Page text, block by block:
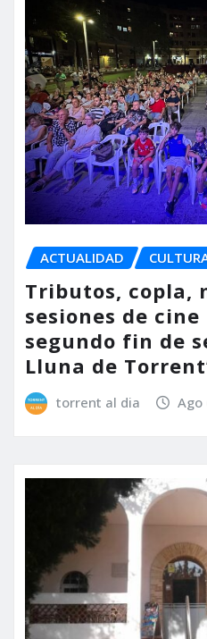
ACTUALIDAD
Tributos, copla,
sesiones de
segundo fin de
Lluna de
torrent al dia Ago